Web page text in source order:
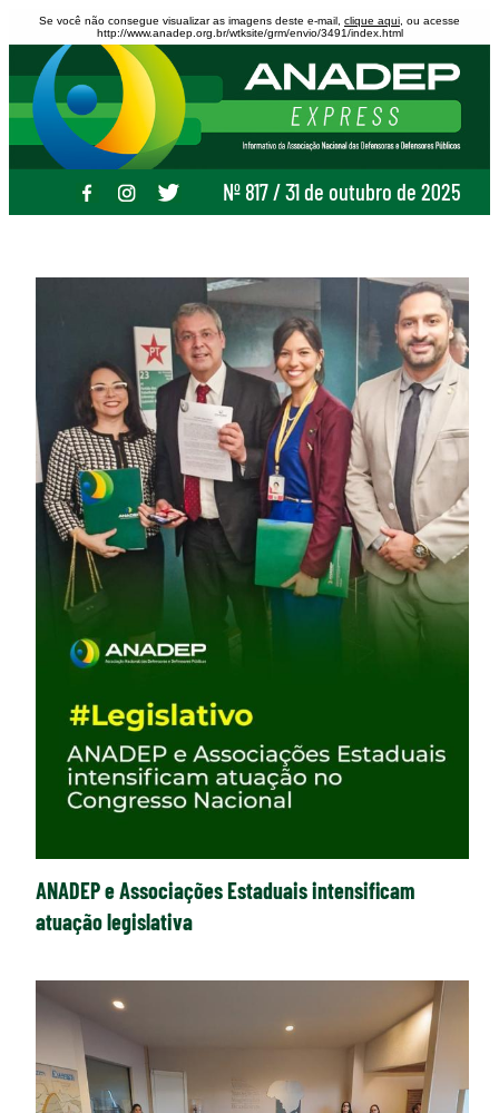
Se você não consegue visualizar as imagens deste e-mail, clique aqui , ou acesse
http://www.anadep.org.br/wtksite/grm/envio/3491/index.html
Nº 817 / 31 de outubro de 2025
ANADEP e Associações Estaduais intensificam
atuação legislativa